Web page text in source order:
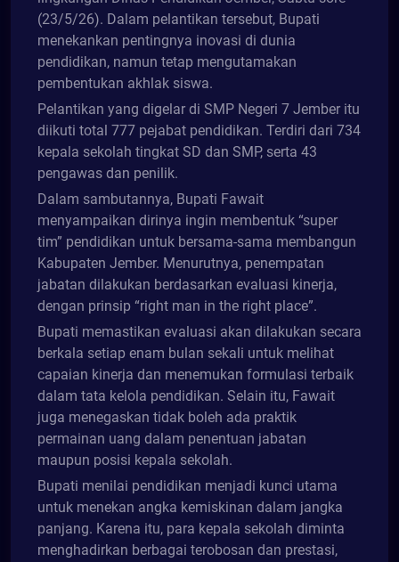
(23/5/26). Dalam pelantikan tersebut, Bupati
menekankan pentingnya inovasi di dunia
pendidikan, namun tetap mengutamakan
pembentukan akhlak siswa.
Pelantikan yang digelar di SMP Negeri 7 Jember itu
diikuti total 777 pejabat pendidikan. Terdiri dari 734
kepala sekolah tingkat SD dan SMP, serta 43
pengawas dan penilik.
Dalam sambutannya, Bupati Fawait
menyampaikan dirinya ingin membentuk “super
tim” pendidikan untuk bersama-sama membangun
Kabupaten Jember. Menurutnya, penempatan
jabatan dilakukan berdasarkan evaluasi kinerja,
dengan prinsip “right man in the right place”.
Bupati memastikan evaluasi akan dilakukan secara
berkala setiap enam bulan sekali untuk melihat
capaian kinerja dan menemukan formulasi terbaik
dalam tata kelola pendidikan. Selain itu, Fawait
juga menegaskan tidak boleh ada praktik
permainan uang dalam penentuan jabatan
maupun posisi kepala sekolah.
Bupati menilai pendidikan menjadi kunci utama
untuk menekan angka kemiskinan dalam jangka
panjang. Karena itu, para kepala sekolah diminta
menghadirkan berbagai terobosan dan prestasi,